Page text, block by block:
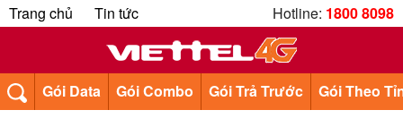
Trang chủ Tin tức Hotline: 1800 8098
Gói Data Gói Combo Gói Trả Trước Gói Theo